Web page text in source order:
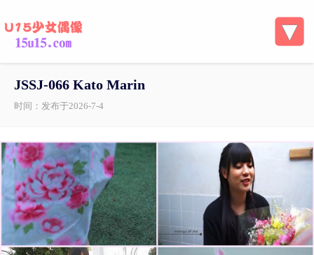
JSSJ-066 Kato Marin
时间：发布于2026-7-4